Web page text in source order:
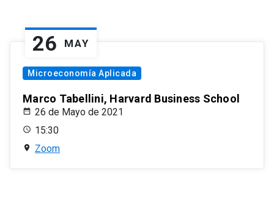
26 MAY
Microeconomía Aplicada
Marco Tabellini, Harvard Business School
26 de Mayo de 2021
15:30
Zoom